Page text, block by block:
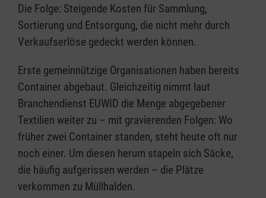
Die Folge: Steigende Kosten für Sammlung,
Sortierung und Entsorgung, die nicht mehr durch
Verkaufserlöse gedeckt werden können.
Erste gemeinnützige Organisationen haben bereits
Container abgebaut. Gleichzeitig nimmt laut
Branchendienst EUWID die Menge abgegebener
Textilien weiter zu – mit gravierenden Folgen: Wo
früher zwei Container standen, steht heute oft nur
noch einer. Um diesen herum stapeln sich Säcke,
die häufig aufgerissen werden – die Plätze
verkommen zu Müllhalden.